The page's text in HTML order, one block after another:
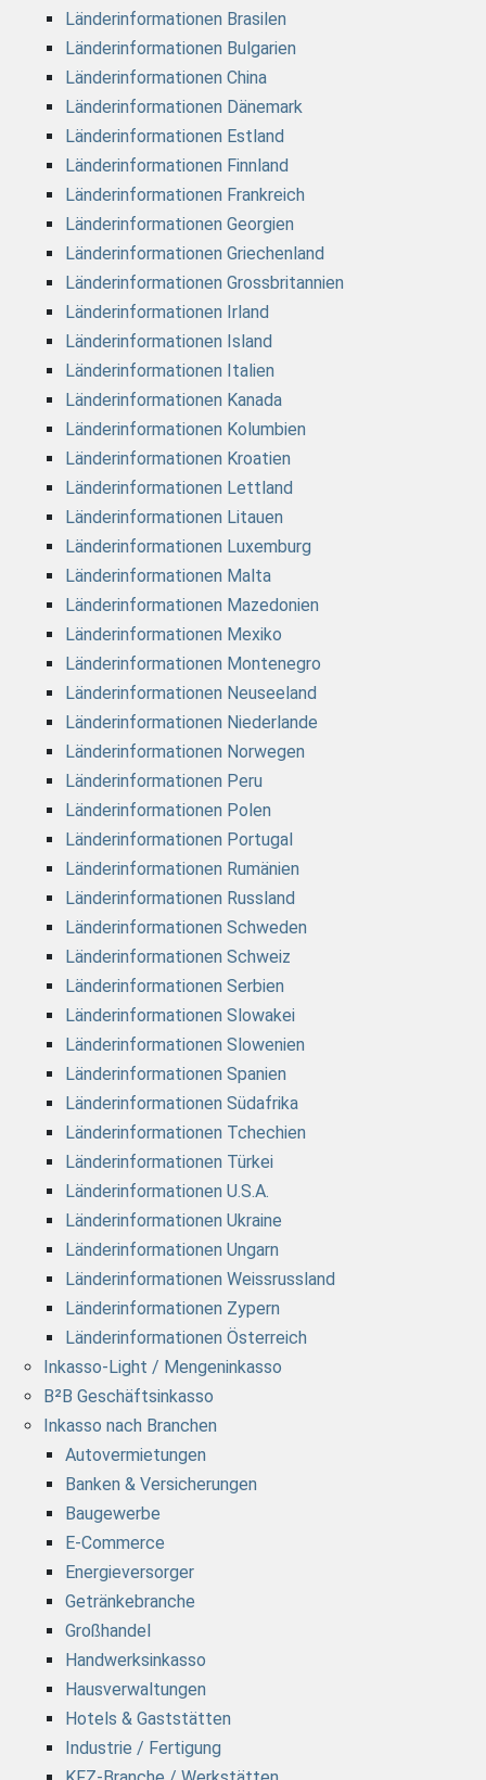
Länderinformationen Brasilen
Länderinformationen Bulgarien
Länderinformationen China
Länderinformationen Dänemark
Länderinformationen Estland
Länderinformationen Finnland
Länderinformationen Frankreich
Länderinformationen Georgien
Länderinformationen Griechenland
Länderinformationen Grossbritannien
Länderinformationen Irland
Länderinformationen Island
Länderinformationen Italien
Länderinformationen Kanada
Länderinformationen Kolumbien
Länderinformationen Kroatien
Länderinformationen Lettland
Länderinformationen Litauen
Länderinformationen Luxemburg
Länderinformationen Malta
Länderinformationen Mazedonien
Länderinformationen Mexiko
Länderinformationen Montenegro
Länderinformationen Neuseeland
Länderinformationen Niederlande
Länderinformationen Norwegen
Länderinformationen Peru
Länderinformationen Polen
Länderinformationen Portugal
Länderinformationen Rumänien
Länderinformationen Russland
Länderinformationen Schweden
Länderinformationen Schweiz
Länderinformationen Serbien
Länderinformationen Slowakei
Länderinformationen Slowenien
Länderinformationen Spanien
Länderinformationen Südafrika
Länderinformationen Tchechien
Länderinformationen Türkei
Länderinformationen U.S.A.
Länderinformationen Ukraine
Länderinformationen Ungarn
Länderinformationen Weissrussland
Länderinformationen Zypern
Länderinformationen Österreich
Inkasso-Light / Mengeninkasso
B²B Geschäftsinkasso
Inkasso nach Branchen
Autovermietungen
Banken & Versicherungen
Baugewerbe
E-Commerce
Energieversorger
Getränkebranche
Großhandel
Handwerksinkasso
Hausverwaltungen
Hotels & Gaststätten
Industrie / Fertigung